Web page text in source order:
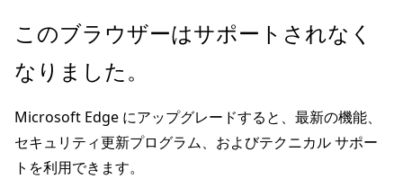
メ
ン
ン
テ
ン
このブラウザーはサポートされなく
なりました。
Microsoft Edge にアップグレードすると、最新の機能、
セキュリティ更新プログラム、およびテクニカル サポー
トを利用できます。